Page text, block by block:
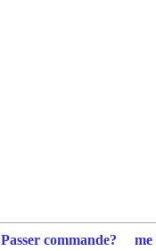
Passer commande?